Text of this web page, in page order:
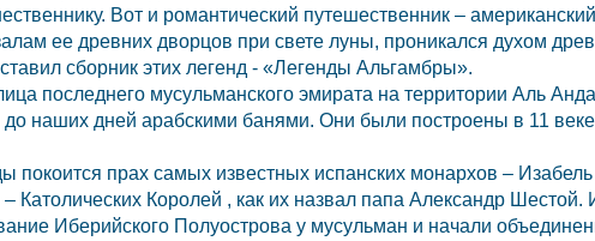
Вот и романтический путешественник –
ее древних дворцов при свете луны, проникался духом
сборник этих легенд - «Легенды Альгамбры».
последнего мусульманского эмирата на территории Аль
наших дней арабскими банями. Они были построены в 11
покоится прах самых известных испанских монархов –
Католических Королей , как их назвал папа Александр
Иберийского Полуострова у мусульман и начали